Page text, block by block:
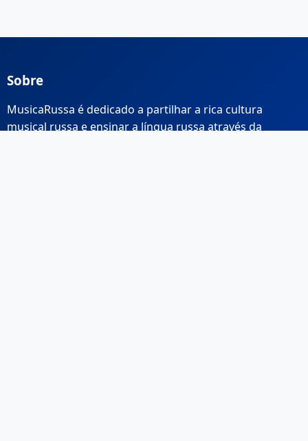
Sobre
MusicaRussa é dedicado a partilhar a rica cultura
musical russa e ensinar a língua russa através da